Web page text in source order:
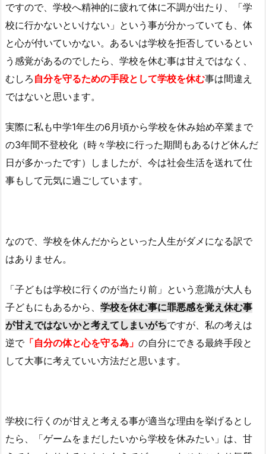
ですので、学校へ精神的に疲れて体に不調が出たり、「学
校に行かないといけない」という事が分かっていても、体
と心が付いていかない。あるいは学校を拒否しているとい
う感覚があるのでしたら、学校を休む事は甘えではなく、
むしろ 自分を守るための手段として学校を休む事は間違え
ではないと思います。
実際に私も中学1年生の6月頃から学校を休み始め卒業まで
の3年間不登校化（時々学校に行った期間もあるけど休んだ
日が多かったです）しましたが、今は社会生活を送れて仕
事もして元気に過ごしています。
なので、学校を休んだからといった人生がダメになる訳で
はありません。
「子どもは学校に行くのが当たり前」という意識が大人も
子どもにもあるから、 学校を休む事に罪悪感を覚え休む事
が甘えではないかと考えてしまいがちですが、私の考えは
逆で「自分の体と心を守る為」 の自分にできる最終手段と
して大事に考えていい方法だと思います。
学校に行くのが甘えと考える事が適当な理由を挙げるとし
たら、「ゲームをまだしたいから学校を休みたい」は、甘